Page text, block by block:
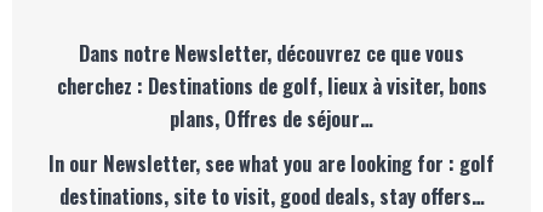
Dans notre Newsletter, découvrez ce que vous
cherchez : Destinations de golf, lieux à visiter, bons
plans, Offres de séjour…
In our Newsletter, see what you are looking for : golf
destinations, site to visit, good deals, stay offers…